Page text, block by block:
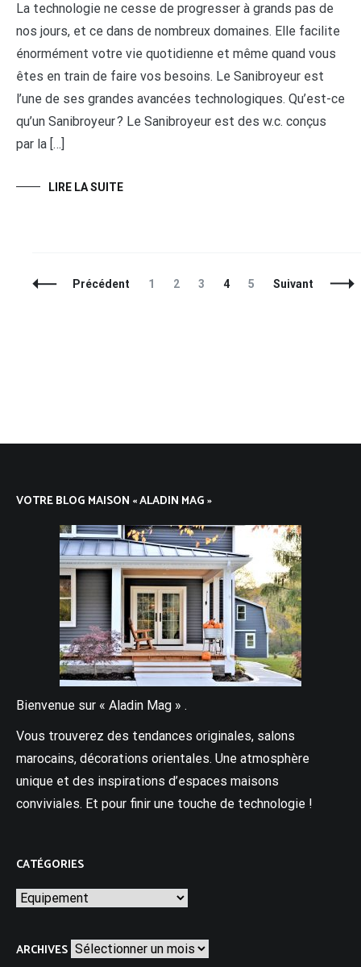
La technologie ne cesse de progresser à grands pas de
nos jours, et ce dans de nombreux domaines. Elle facilite
énormément votre vie quotidienne et même quand vous
êtes en train de faire vos besoins. Le Sanibroyeur est
l’une de ses grandes avancées technologiques. Qu’est-ce
qu’un Sanibroyeur ? Le Sanibroyeur est des w.c. conçus
par la […]
LIRE LA SUITE
NavigationPrécédent Page
1 Page
2 Page
3 Page
4 Page
5 Suivant
VOTRE BLOG MAISON « ALADIN MAG »
Bienvenue sur « Aladin Mag » .
Vous trouverez des tendances originales, salons
marocains, décorations orientales. Une atmosphère
unique et des inspirations d’espaces maisons
conviviales. Et pour finir une touche de technologie !
CATÉGORIES
Catégories
ARCHIVES Archives